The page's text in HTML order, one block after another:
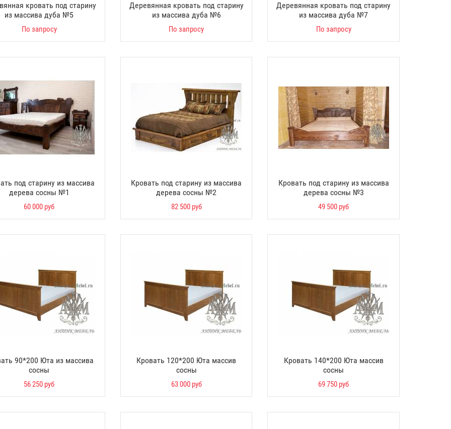
кровать под старину
из массива дуба №5
По запросу
Деревянная кровать под старину
из массива дуба №6
По запросу
Деревянная кровать под старину
из массива дуба №7
По запросу
под старину из массива
дерева сосны №1
60 000 руб
Кровать под старину из массива
дерева сосны №2
82 500 руб
Кровать под старину из массива
дерева сосны №3
49 500 руб
90*200 Юта из массива
сосны
56 250 руб
Кровать 120*200 Юта массив
сосны
63 000 руб
Кровать 140*200 Юта массив
сосны
69 750 руб